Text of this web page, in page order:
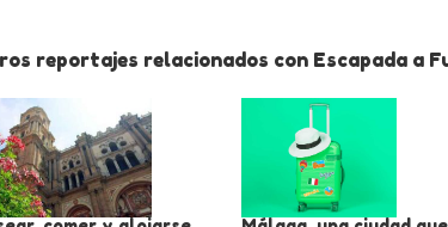
reportajes relacionados con Escapada a